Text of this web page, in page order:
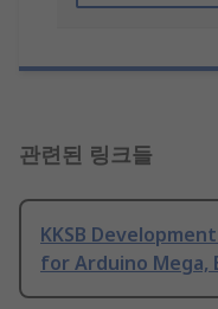
관련된 링크들
KKSB
for Arduino Mega,